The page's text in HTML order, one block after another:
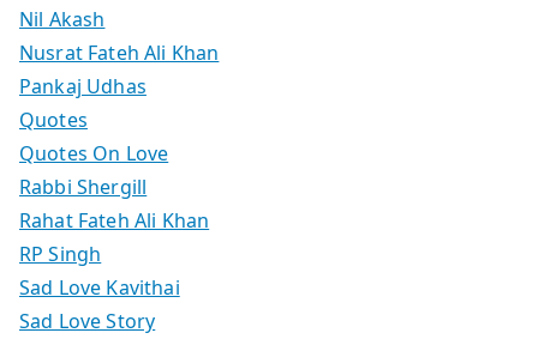
Nil Akash
Nusrat Fateh Ali Khan
Pankaj Udhas
Quotes
Quotes On Love
Rabbi Shergill
Rahat Fateh Ali Khan
RP Singh
Sad Love Kavithai
Sad Love Story